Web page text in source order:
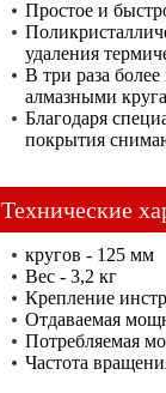
Простое и
удаления
В три раза
алмазными
Благодаря
покрытия
Технические
кругов - 125 мм
Вес - 3,2 кг
Крепление
Отдаваемая
Потребляемая
Частота